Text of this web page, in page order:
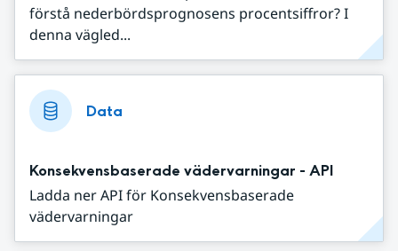
förstå nederbördsprognosens procentsiffror? I
denna vägled...
Data
Konsekvensbaserade vädervarningar - API
Ladda ner API för Konsekvensbaserade
vädervarningar